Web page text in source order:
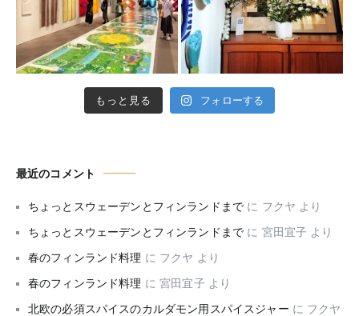
もっと見る フォローする
最近のコメント
ちょっとスウェーデンとフィンランドまで に フクヤ より
ちょっとスウェーデンとフィンランドまで に 宮田宜子 より
春のフィンランド料理 に フクヤ より
春のフィンランド料理 に宮田宜子 より
北欧の必須スパイスのカルダモン用スパイスジャー に フクヤ